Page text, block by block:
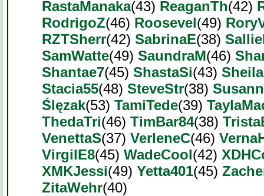
RastaManaka(43) ReaganTh(42)
RodrigoZ(46) Roosevel(49)
RZTSherr(42) SabrinaE(38)
SamWatte(49) SaundraM(46)
Shantae7(45) ShastaSi(43)
Stacia55(48) SteveStr(38)
Ślęzak(53) TamiTede(39)
ThedaTri(46) TimBar84(38)
VenettaS(37) VerleneC(46)
VirgilE8(45) WadeCool(42)
XMKJessi(49) Yetta401(45)
ZitaWehr(40)